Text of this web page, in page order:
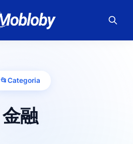
📂Categoria
金融